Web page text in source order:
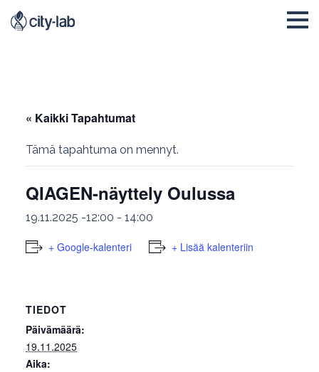
« Kaikki Tapahtumat
Tämä tapahtuma on mennyt.
QIAGEN-näyttely Oulussa
19.11.2025 -12:00 - 14:00
+ Google-kalenteri + Lisää kalenteriin
TIEDOT
Päivämäärä:
19.11.2025
Aika: